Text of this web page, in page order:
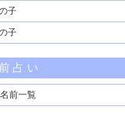
子
子
占い
前一覧